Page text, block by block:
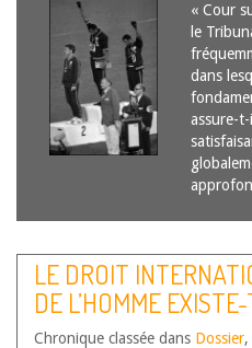
« Cour
le
dans
assure-
LE DROIT
DE L’HOMME
Chronique classée dans Dossier,